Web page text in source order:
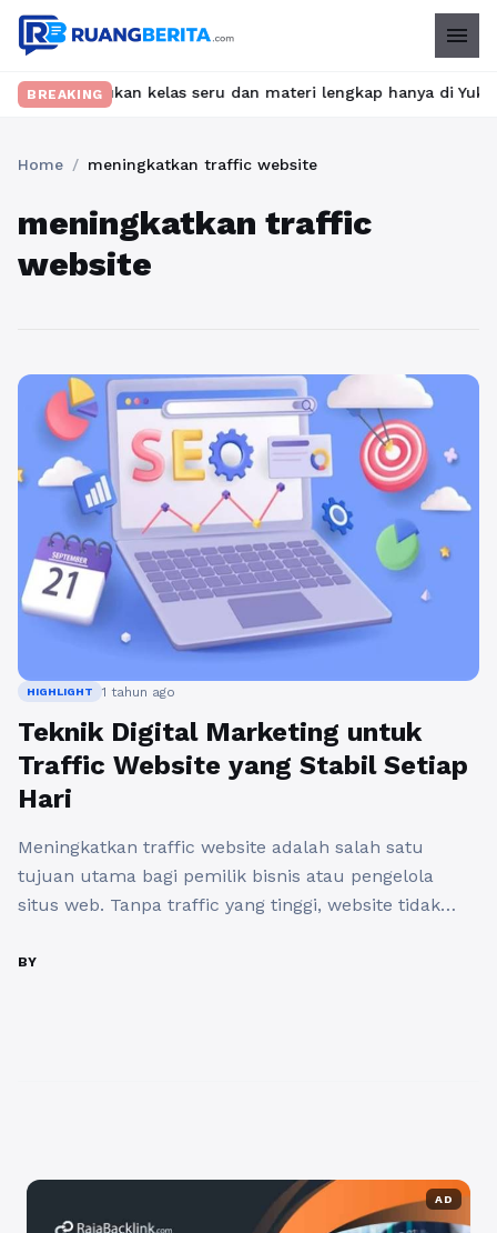
menu
BREAKING
Temukan kelas seru dan materi lengkap hanya di
Home / meningkatkan traffic website
meningkatkan traffic
website
HIGHLIGHT 1 tahun ago
Teknik Digital Marketing untuk
Traffic Website yang Stabil Setiap
Hari
Meningkatkan traffic website adalah salah satu
tujuan utama bagi pemilik bisnis atau pengelola
situs web. Tanpa traffic yang tinggi, website tidak
konversi dan pemasaran. Oleh karena itu, penting
BY
AD